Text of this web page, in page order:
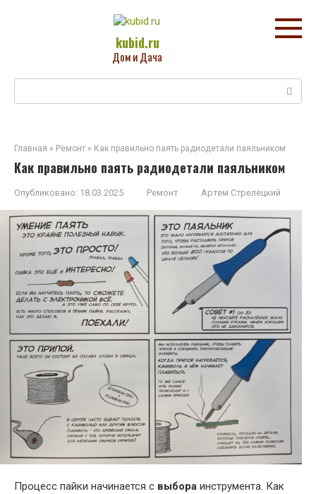
kubid.ru
Дом и Дача
Главная » Ремонт » Как правильно паять радиодетали паяльником
Как правильно паять радиодетали паяльником
Опубликовано: 18.03.2025 Ремонт Артем Стрелецкий
Процесс пайки начинается с выбора инструмента. Как